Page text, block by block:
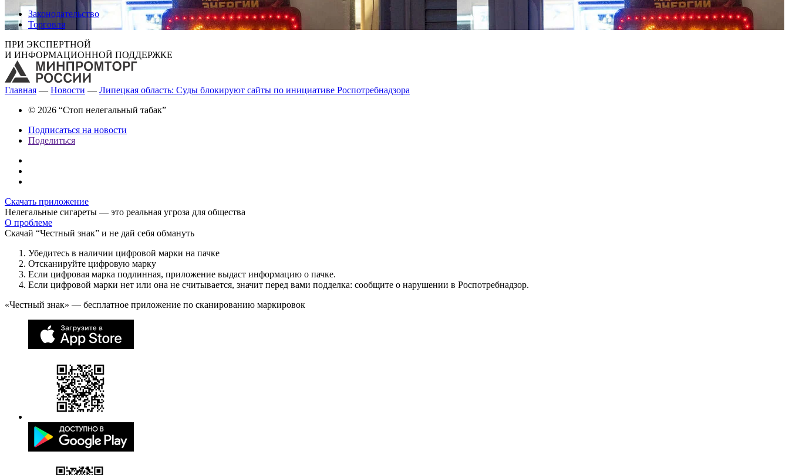
Законодательство
Торговля
ПРИ ЭКСПЕРТНОЙ
И ИНФОРМАЦИОННОЙ ПОДДЕРЖКЕ
Главная — Новости — Липецкая область: Суды блокируют сайты по инициативе Роспотребнадзора
© 2026 “Стоп нелегальный табак”
Подписаться на новости
Поделиться
Скачать приложение
Нелегальные сигареты — это реальная угроза для общества
О проблеме
Скачай “Честный знак” и не дай себя обмануть
Убедитесь в наличии цифровой марки на пачке
Отсканируйте цифровую марку
Если цифровая марка подлинная, приложение выдаст информацию о пачке.
Если цифровой марки нет или она не считывается, значит перед вами подделка: сообщите о нарушении в Роспотребнадзор.
«Честный знак» — бесплатное приложение по сканированию маркировок